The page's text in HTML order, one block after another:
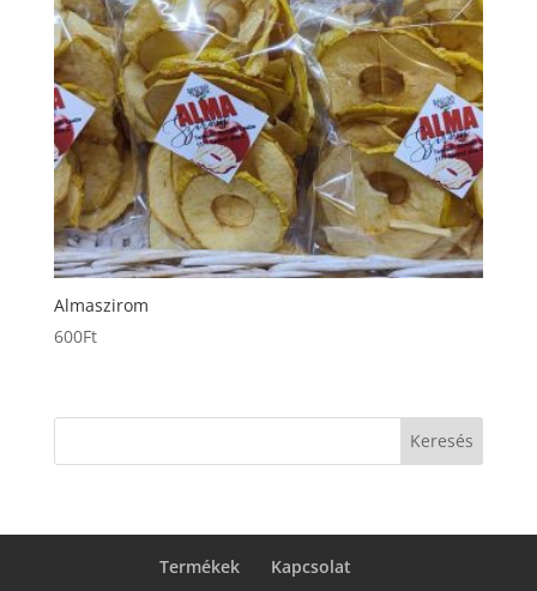
Almaszirom
600Ft
Keresés
Termékek Kapcsolat